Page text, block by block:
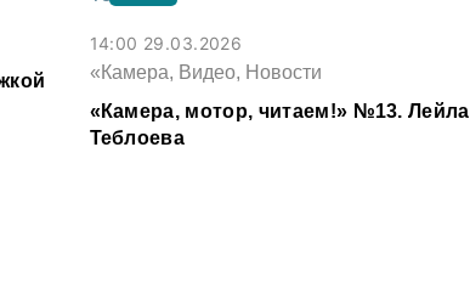
14:00 29.03.2026
«Камера, Видео, Новости
«Камера, мотор, читаем!» №13. Лейла
Теблоева